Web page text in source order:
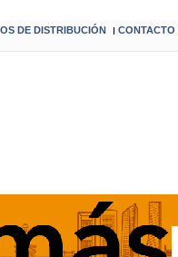
DE DISTRIBUCIÓN I CONTACTO